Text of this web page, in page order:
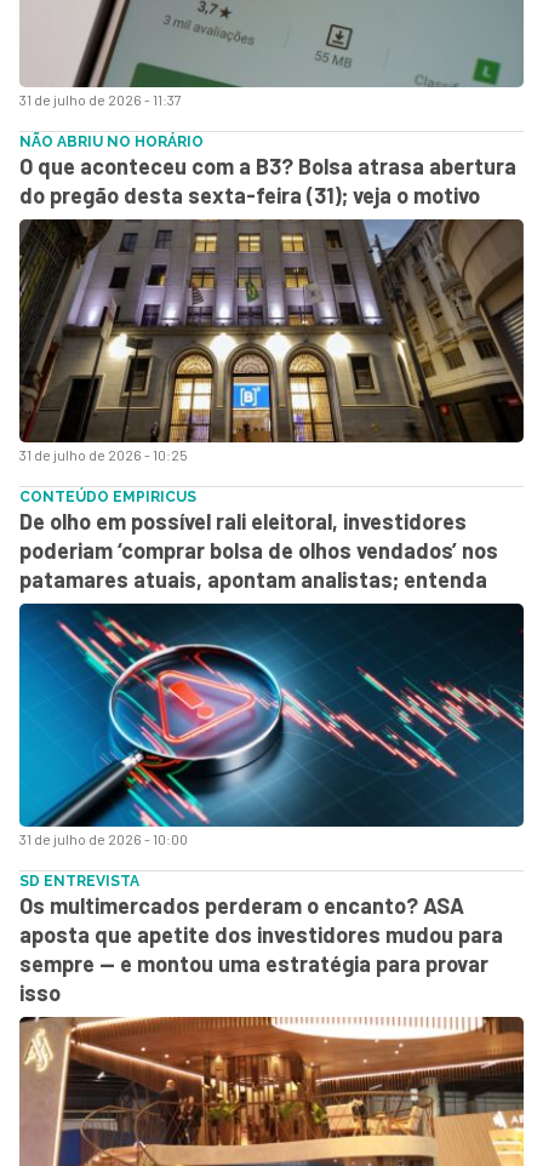
31 de julho de 2026 - 11:37
31 de julho de 2026 - 10:25
NÃO ABRIU NO HORÁRIO
O que aconteceu com a B3? Bolsa atrasa abertura
do pregão desta sexta-feira (31); veja o motivo
31 de julho de 2026 - 10:00
CONTEÚDO EMPIRICUS
De olho em possível rali eleitoral, investidores
poderiam ‘comprar bolsa de olhos vendados’ nos
patamares atuais, apontam analistas; entenda
SD ENTREVISTA
Os multimercados perderam o encanto? ASA
aposta que apetite dos investidores mudou para
sempre — e montou uma estratégia para provar
isso